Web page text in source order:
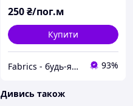
250₴/пог.м
Купити
Fabrics - будь-які тканини під вашу ідею 93%
Дивись також